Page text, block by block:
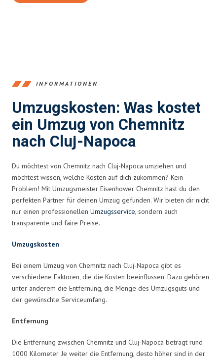
INFORMATIONEN
Umzugskosten: Was kostet
ein Umzug von Chemnitz
nach Cluj-Napoca
Du möchtest von Chemnitz nach Cluj-Napoca umziehen und
möchtest wissen, welche Kosten auf dich zukommen? Kein
Problem! Mit Umzugsmeister Eisenhower Chemnitz hast du den
perfekten Partner für deinen Umzug gefunden. Wir bieten dir nicht
nur einen professionellen Umzugsservice, sondern auch
transparente und faire Preise.
Umzugskosten
Bei einem Umzug von Chemnitz nach Cluj-Napoca gibt es
verschiedene Faktoren, die die Kosten beeinflussen. Dazu gehören
unter anderem die Entfernung, die Menge des Umzugsguts und
der gewünschte Serviceumfang.
Entfernung
Die Entfernung zwischen Chemnitz und Cluj-Napoca beträgt rund
1000 Kilometer. Je weiter die Entfernung, desto höher sind in der